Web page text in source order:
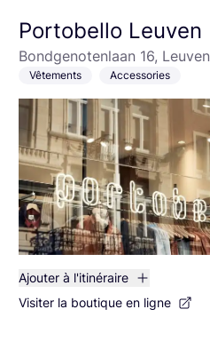
Portobello Leuven
Bondgenotenlaan 16, Leuven
Vêtements Accessories
Ajouter à l'itinéraire
Visiter la boutique en ligne